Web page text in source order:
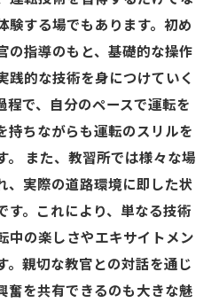
験する場でもあります。初め
の指導のもと、基礎的な操作
践的な技術を身につけていく
程で、自分のペースで運転を
持ちながらも運転のスリルを
。 また、教習所では様々な場
、実際の道路環境に即した状
す。これにより、単なる技術
中の楽しさやエキサイトメン
。親切な教官との対話を通じ
奮を共有できるのも大きな魅